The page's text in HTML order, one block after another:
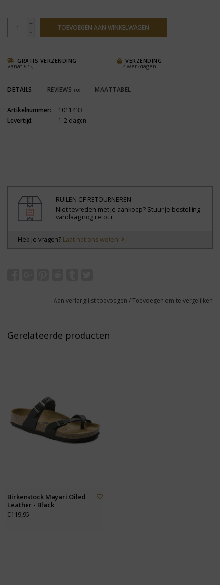
+
-
TOEVOEGEN AAN WINKELWAGEN
GRATIS VERZENDING
Vanaf €75,-
VERZENDING
1-2 werkdagen
DETAILS REVIEWS (0) MAATTABEL
Artikelnummer:
1011433
Levertijd:
1-2 dagen
RUILEN OF RETOURNEREN
Niet tevreden met je aankoop? Stuur je bestelling
vandaag nog retour.
Heb je vragen? Laat het ons weten!
Aan verlanglijst toevoegen /Toevoegen om te vergelijken
Gerelateerde producten
Birkenstock Mayari Oiled
Leather - Black
€119,95